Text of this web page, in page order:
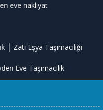
eve nakliyat
Zati Eşya Taşımacılığı
Eve Taşımacılık